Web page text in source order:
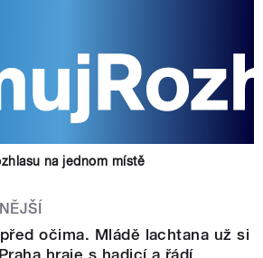
na jednom místě
očima. Mládě lachtana už si
hraje s hadicí a řádí